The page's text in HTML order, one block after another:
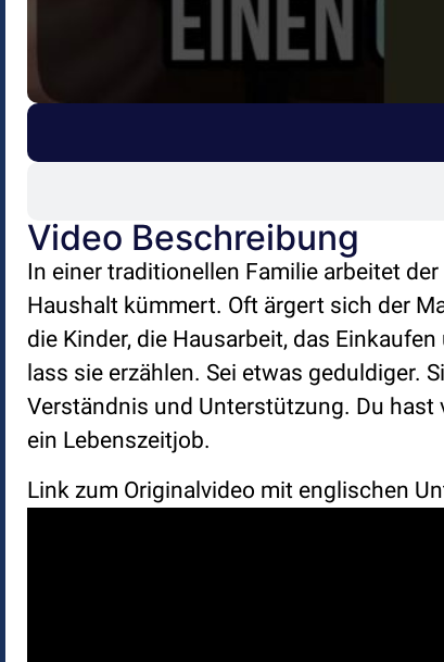
Video Beschreibung
In einer traditionellen Familie arbeitet
Haushalt kümmert. Oft ärgert sich der
die Kinder, die Hausarbeit, das
lass sie erzählen. Sei etwas geduldiger.
Verständnis und Unterstützung. Du
ein Lebenszeitjob.
Link zum Originalvideo mit englischen